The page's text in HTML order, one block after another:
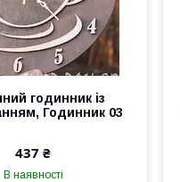
годинник із
Годинник 03
437 ₴
В наявності